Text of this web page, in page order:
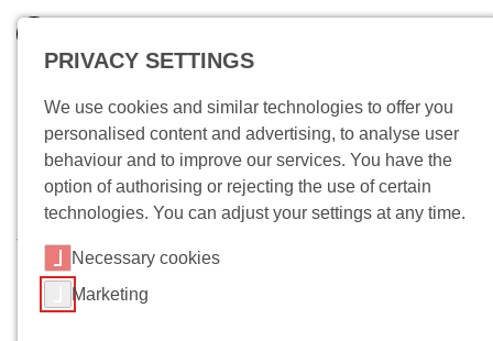
Wo bin ich?
Die Verfassung der Freiheit -
PRIVACY SETTINGS
We use cookies and similar technologies to offer you
personalised content and advertising, to analyse user
behaviour and to improve our services. You have the
option of authorising or rejecting the use of certain
technologies. You can adjust your settings at any time.
Necessary cookies
Marketing